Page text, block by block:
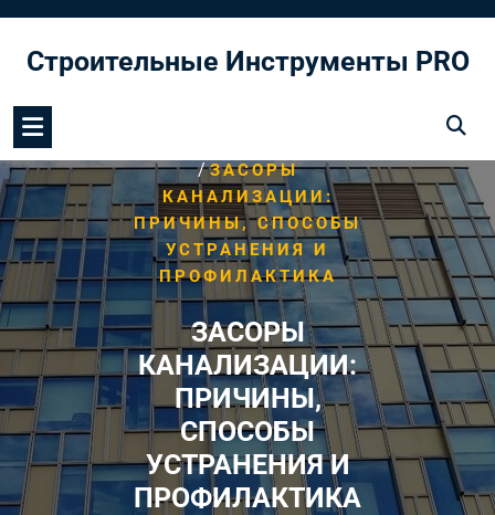
содержимому
Строительные Инструменты PRO
/ЗАСОРЫ
КАНАЛИЗАЦИИ:
ПРИЧИНЫ, СПОСОБЫ
УСТРАНЕНИЯ И
ПРОФИЛАКТИКА
ЗАСОРЫ
КАНАЛИЗАЦИИ:
ПРИЧИНЫ,
СПОСОБЫ
УСТРАНЕНИЯ И
ПРОФИЛАКТИКА